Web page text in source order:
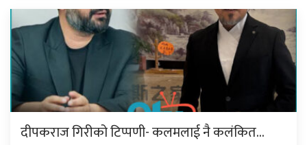
दीपकराज गिरीको टिप्पणी- कलमलाई नै कलंकित…